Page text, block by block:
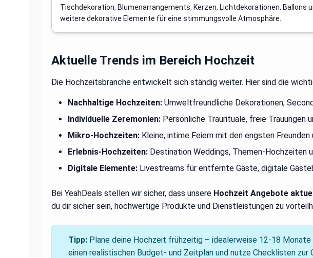
Tischdekoration, Blumenarrangements, Kerzen, Lichtdekorationen, Ballons
weitere dekorative Elemente für eine stimmungsvolle Atmosphäre.
Aktuelle Trends im Bereich Hochzeit
Die Hochzeitsbranche entwickelt sich ständig weiter. Hier sind die
Nachhaltige Hochzeiten: Umweltfreundliche Dekorationen,
Individuelle Zeremonien: Persönliche Traurituale, freie Trauungen
Mikro-Hochzeiten: Kleine, intime Feiern mit den engsten
Erlebnis-Hochzeiten: Destination Weddings, Themen-Hochzeiten
Digitale Elemente: Livestreams für entfernte Gäste, digitale
Bei YeahDeals stellen wir sicher, dass unsere Hochzeit Angebote
du dir sicher sein, hochwertige Produkte und Dienstleistungen zu
Tipp: Plane deine Hochzeit frühzeitig – idealerweise 12-18
einen realistischen Budget- und Zeitplan und nutze Checklisten